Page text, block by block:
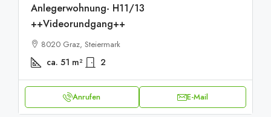
Anlegerwohnung- H11/13
++Videorundgang++
8020 Graz, Steiermark
ca. 51 m² 2
Anrufen E-Mail